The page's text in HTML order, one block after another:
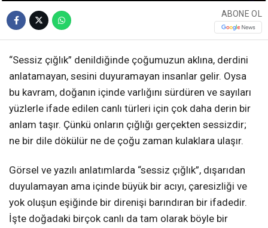
ABONE OL
“Sessiz çığlık” denildiğinde çoğumuzun aklına, derdini
anlatamayan, sesini duyuramayan insanlar gelir. Oysa
bu kavram, doğanın içinde varlığını sürdüren ve sayıları
yüzlerle ifade edilen canlı türleri için çok daha derin bir
anlam taşır. Çünkü onların çığlığı gerçekten sessizdir;
ne bir dile dökülür ne de çoğu zaman kulaklara ulaşır.
Görsel ve yazılı anlatımlarda “sessiz çığlık”, dışarıdan
duyulamayan ama içinde büyük bir acıyı, çaresizliği ve
yok oluşun eşiğinde bir direnişi barındıran bir ifadedir.
İşte doğadaki birçok canlı da tam olarak böyle bir